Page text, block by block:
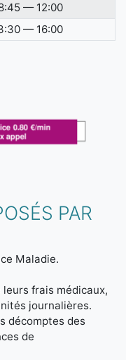
— 12:00
— 16:00
PAR
Maladie.
frais médicaux,
journalières.
décomptes des
de